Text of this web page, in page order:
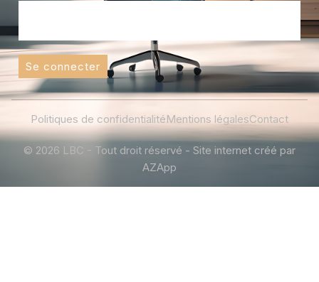
Se connecter
Politiques de confidentialitéMentions légalesContact
© 2026 LBC - Tout droit réservé - Site internet créé par
AZApp